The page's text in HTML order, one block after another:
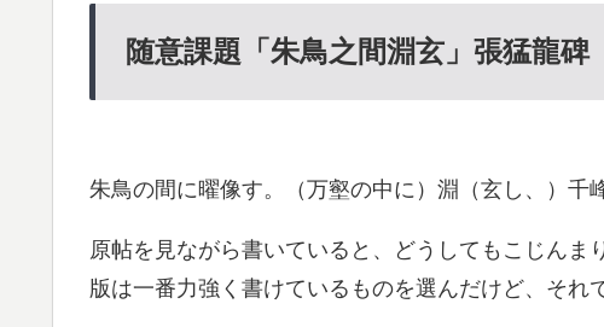
随意課題「朱鳥之間淵玄」張猛龍碑
朱鳥の間に曜像す。（万壑の中に）淵（玄し、）千
原帖を見ながら書いていると、どうしてもこじん
版は一番力強く書けているものを選んだけど、それ